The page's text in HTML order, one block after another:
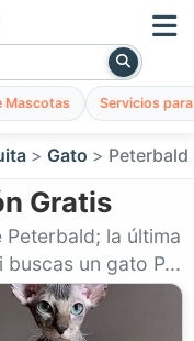
Mascotas Servicios
Gato Peterbald
Gratis
la última
un gato P...